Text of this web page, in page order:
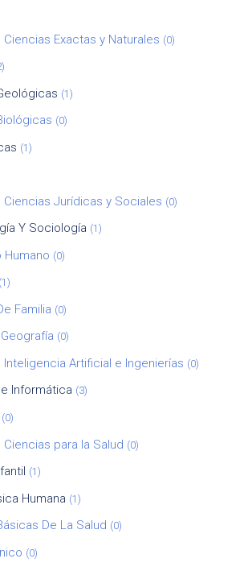
Exactas y Naturales (0)
(1)
(0)
(1)
Ciencias Jurídicas y Sociales (0)
Y Sociología (1)
Humano (0)
(1)
Familia (0)
(0)
Inteligencia Artificial e Ingenierías (0)
Informática (3)
(0)
para la Salud (0)
(1)
Humana (1)
De La Salud (0)
(0)